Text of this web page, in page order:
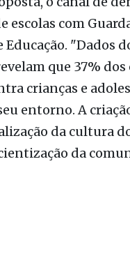
ensino.
o canal de
com
"Dados
que 37% dos
crianças e
entorno. A
da cultura